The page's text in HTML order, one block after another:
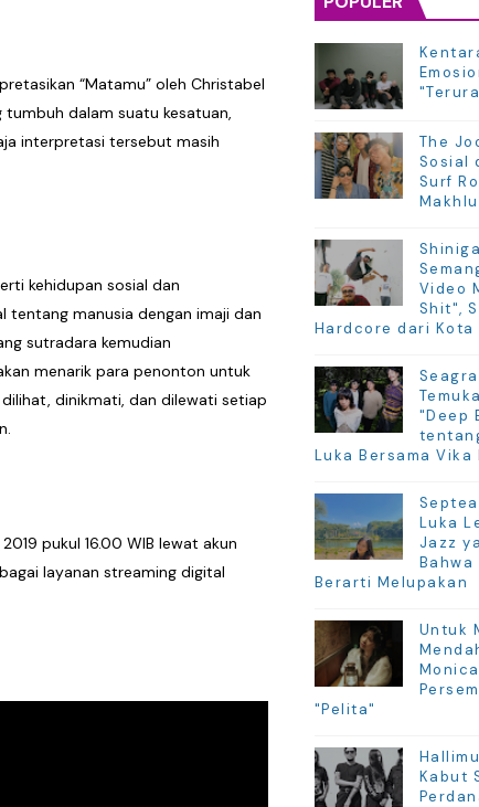
“Matamu” oleh Christabel
tumbuh dalam suatu kesatuan,
interpretasi tersebut masih
kehidupan sosial dan
tentang manusia dengan imaji dan
sutradara kemudian
menarik para penonton untuk
dinikmati, dan dilewati setiap
pukul 16.00 WIB lewat akun
layanan streaming digital
The
Sosial
Surf
Video
Shit",
Hardcore dari Kota
"Deep
Luka Bersama Vika
Luka
Jazz
Bahwa
Berarti Melupakan
Untuk
"Pelita"
Kabut